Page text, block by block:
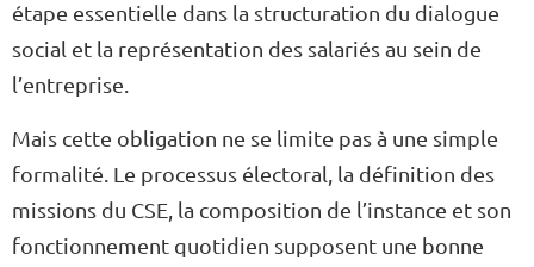
étape essentielle dans la structuration du dialogue
social et la représentation des salariés au sein de
l’entreprise.
Mais cette obligation ne se limite pas à une simple
formalité. Le processus électoral, la définition des
missions du CSE, la composition de l’instance et son
fonctionnement quotidien supposent une bonne